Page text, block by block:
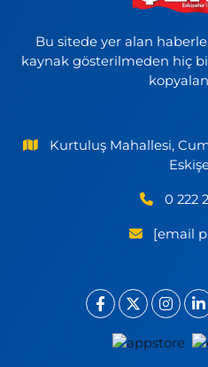
Bu sitede yer alan
kaynak gösterilmeden hiç
Kurtuluş Mahallesi,
0 222
[email